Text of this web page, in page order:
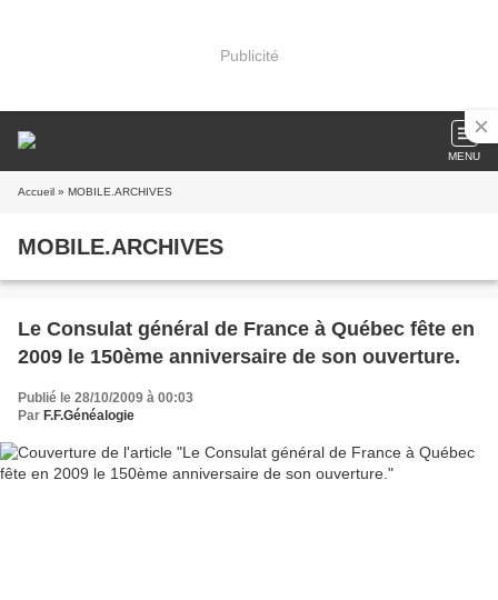
Publicité
MENU
Accueil » MOBILE.ARCHIVES
MOBILE.ARCHIVES
Le Consulat général de France à Québec fête en
2009 le 150ème anniversaire de son ouverture.
Publié le 28/10/2009 à 00:03
Par F.F.Généalogie